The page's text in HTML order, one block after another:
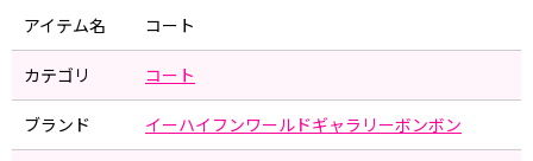
アイテム名 コート
カテゴリ コート
ブランド イーハイフンワールドギャラリーボンボン